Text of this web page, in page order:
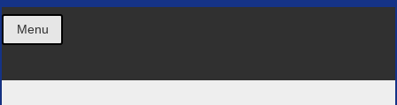
vima365
Η εφημερίδα σας press
Menu